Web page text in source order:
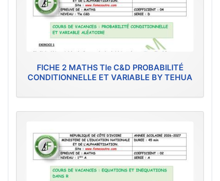
FICHE 2 MATHS Tle C&D PROBABILITÉ
CONDITIONNELLE ET VARIABLE BY TEHUA